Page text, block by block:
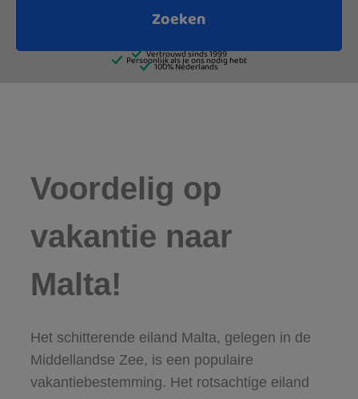
Voordelig op
vakantie naar
Malta!
Het schitterende eiland Malta, gelegen in de
Middellandse Zee, is een populaire
vakantiebestemming. Het rotsachtige eiland